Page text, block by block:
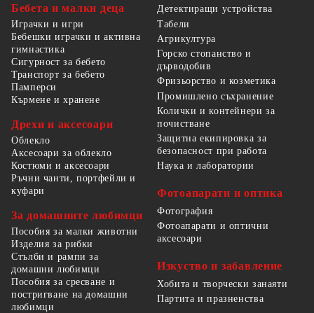
Бебета и малки деца
Играчки и игри
Бебешки играчки и активна
гимнастика
Сигурност за бебето
Транспорт за бебето
Памперси
Кърмене и хранене
Дрехи и аксесоари
Облекло
Аксесоари за облекло
Костюми и аксесоари
Ръчни чанти, портфейли и
куфари
За домашните любимци
Пособия за малки животни
Изделия за рибки
Стълби и рампи за
домашни любимци
Пособия за сресване и
постригване на домашни
любимци
Детектиращи устройства
Табели
Агрикултура
Горско стопанство и
дърводобив
Фризьорство и козметика
Промишлено съхранение
Колички и контейнери за
почистване
Защитна екипировка за
безопасност при работа
Наука и лаборатории
Фотоапарати и оптика
Фотография
Фотоапарати и оптични
аксесоари
Изкуство и забавление
Хобита и творчески занаяти
Партита и празненства